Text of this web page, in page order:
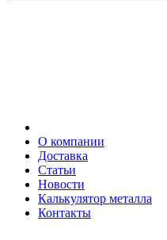
О компании
Доставка
Статьи
Новости
Калькулятор металла
Контакты